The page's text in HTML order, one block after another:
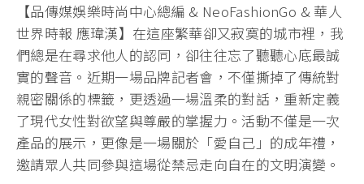
【品傳媒娛樂時尚中心總編 & NeoFashionGo & 華人
世界時報 應瑋漢】在這座繁華卻又寂寞的城市裡，我
們總是在尋求他人的認同， 卻往往忘了聽聽心底最誠
實的聲音。近期一場品牌記者會， 不僅撕掉了傳統對
親密關係的標籤，更透過一場溫柔的對話， 重新定義
了現代女性對欲望與尊嚴的掌握力。活動不僅是一次
產品的展示，更像是一場關於「愛自己」的成年禮，
邀請眾人共同參與這場從禁忌走向自在的文明演變。